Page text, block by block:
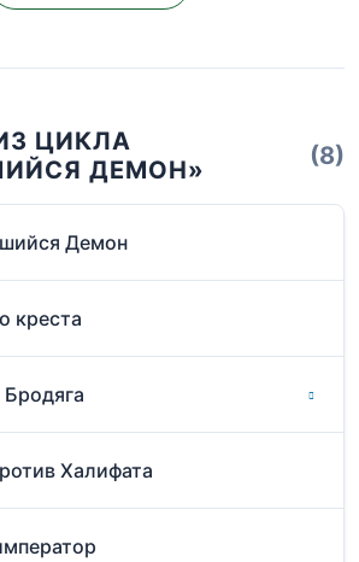
ЦИКЛА
ДЕМОН»
(8)
Демон
креста
Халифата